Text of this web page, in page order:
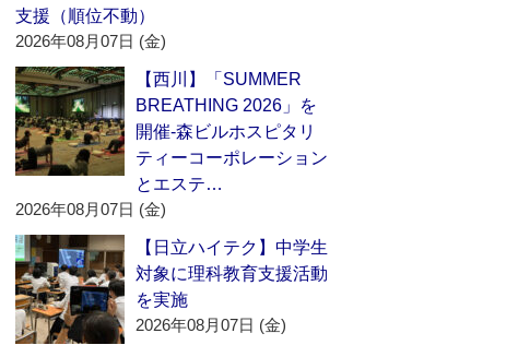
支援（順位不動）
2026年08月07日 (金)
【西川】「SUMMER
BREATHING 2026」を
開催‐森ビルホスピタリ
ティーコーポレーション
とエステ…
2026年08月07日 (金)
【日立ハイテク】中学生
対象に理科教育支援活動
を実施
2026年08月07日 (金)